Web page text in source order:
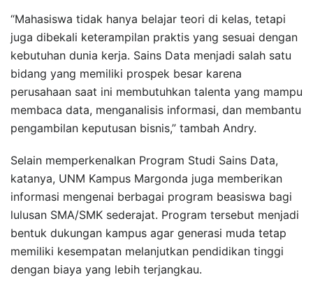
“Mahasiswa tidak hanya belajar teori di kelas, tetapi
juga dibekali keterampilan praktis yang sesuai dengan
kebutuhan dunia kerja. Sains Data menjadi salah satu
bidang yang memiliki prospek besar karena
perusahaan saat ini membutuhkan talenta yang mampu
membaca data, menganalisis informasi, dan membantu
pengambilan keputusan bisnis,” tambah Andry.
Selain memperkenalkan Program Studi Sains Data,
katanya, UNM Kampus Margonda juga memberikan
informasi mengenai berbagai program beasiswa bagi
lulusan SMA/SMK sederajat. Program tersebut menjadi
bentuk dukungan kampus agar generasi muda tetap
memiliki kesempatan melanjutkan pendidikan tinggi
dengan biaya yang lebih terjangkau.